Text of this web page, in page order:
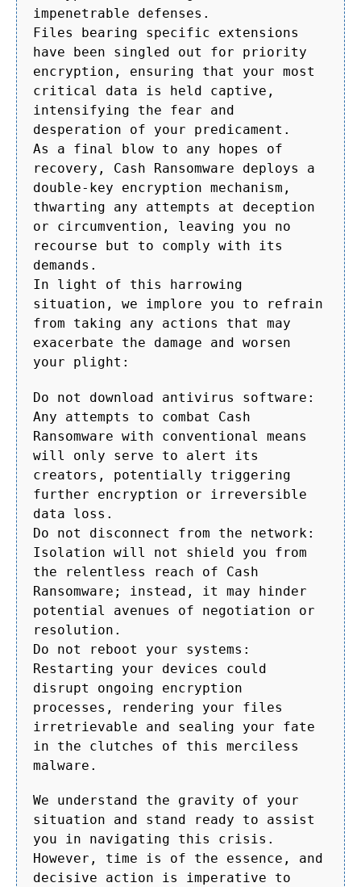
impenetrable defenses.
Files bearing specific extensions
have been singled out for priority
encryption, ensuring that your most
critical data is held captive,
intensifying the fear and
desperation of your predicament.
As a final blow to any hopes of
recovery, Cash Ransomware deploys a
double-key encryption mechanism,
thwarting any attempts at deception
or circumvention, leaving you no
recourse but to comply with its
demands.
In light of this harrowing
situation, we implore you to refrain
from taking any actions that may
exacerbate the damage and worsen
your plight:
Do not download antivirus software:
Any attempts to combat Cash
Ransomware with conventional means
will only serve to alert its
creators, potentially triggering
further encryption or irreversible
data loss.
Do not disconnect from the network:
Isolation will not shield you from
the relentless reach of Cash
Ransomware; instead, it may hinder
potential avenues of negotiation or
resolution.
Do not reboot your systems:
Restarting your devices could
disrupt ongoing encryption
processes, rendering your files
irretrievable and sealing your fate
in the clutches of this merciless
malware.
We understand the gravity of your
situation and stand ready to assist
you in navigating this crisis.
However, time is of the essence, and
decisive action is imperative to